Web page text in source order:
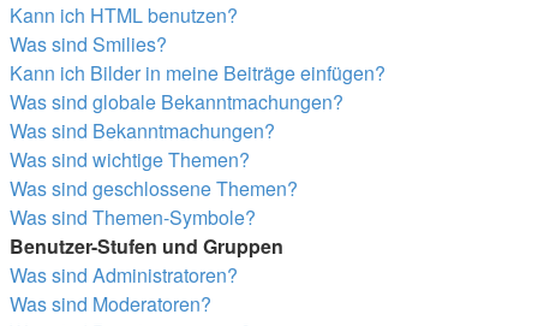
Kann ich HTML benutzen?
Was sind Smilies?
Kann ich Bilder in meine Beiträge einfügen?
Was sind globale Bekanntmachungen?
Was sind Bekanntmachungen?
Was sind wichtige Themen?
Was sind geschlossene Themen?
Was sind Themen-Symbole?
Benutzer-Stufen und Gruppen
Was sind Administratoren?
Was sind Moderatoren?